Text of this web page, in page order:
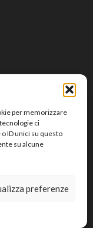
per memorizzare
ci
ID unici su questo
su alcune
preferenze